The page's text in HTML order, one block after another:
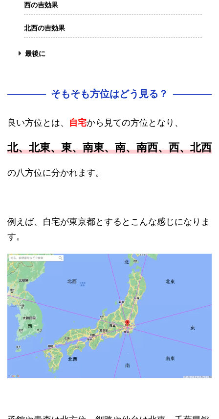
西の吉効果
北西の吉効果
最後に
そもそも方位はどう見る？
良い方位とは、 自宅から見ての方位となり、
北、北東、東、南東、南、南西、西、北西
の八方位に分かれます。
例えば、自宅が東京都とするとこんな感じになりま
す。